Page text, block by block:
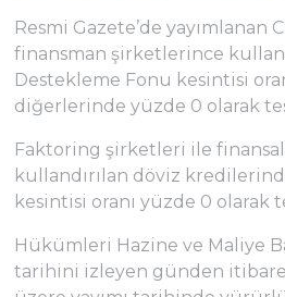
Resmi Gazete’de yayımlanan
finansman şirketlerince
Destekleme Fonu kesintisi
diğerlerinde yüzde 0 olarak
Faktoring şirketleri ile
kullandırılan döviz
kesintisi oranı yüzde 0 olarak
Hükümleri Hazine ve Maliye
tarihini izleyen günden